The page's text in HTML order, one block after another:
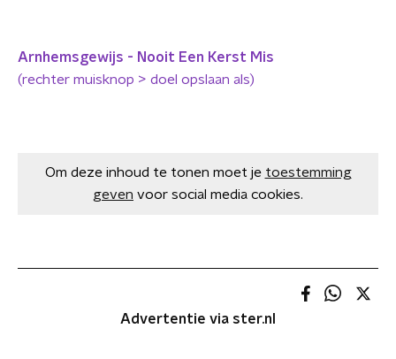
Arnhemsgewijs - Nooit Een Kerst Mis
(rechter muisknop > doel opslaan als)
Om deze inhoud te tonen moet je toestemming
geven voor social media cookies.
Advertentie via ster.nl